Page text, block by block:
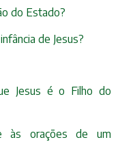
do Estado?
de Jesus?
Jesus é o Filho do
às orações de um